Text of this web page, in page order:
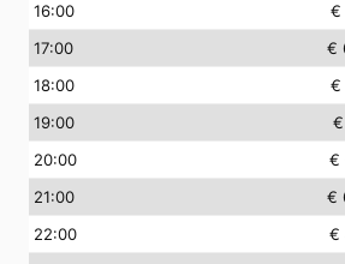
16:00 €
17:00 €
18:00 €
19:00 €
20:00 €
21:00 €
22:00 €